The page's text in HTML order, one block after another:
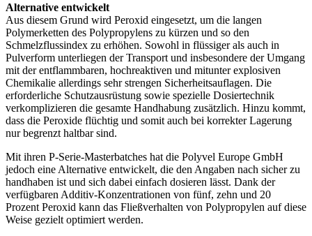
Alternative entwickelt
Aus diesem Grund wird Peroxid eingesetzt, um die langen
Polymerketten des Polypropylens zu kürzen und so den
Schmelzflussindex zu erhöhen. Sowohl in flüssiger als auch in
Pulverform unterliegen der Transport und insbesondere der Umgang
mit der entflammbaren, hochreaktiven und mitunter explosiven
Chemikalie allerdings sehr strengen Sicherheitsauflagen. Die
erforderliche Schutzausrüstung sowie spezielle Dosiertechnik
verkomplizieren die gesamte Handhabung zusätzlich. Hinzu kommt,
dass die Peroxide flüchtig und somit auch bei korrekter Lagerung
nur begrenzt haltbar sind.
Mit ihren P-Serie-Masterbatches hat die Polyvel Europe GmbH
jedoch eine Alternative entwickelt, die den Angaben nach sicher zu
handhaben ist und sich dabei einfach dosieren lässt. Dank der
verfügbaren Additiv-Konzentrationen von fünf, zehn und 20
Prozent Peroxid kann das Fließverhalten von Polypropylen auf diese
Weise gezielt optimiert werden.